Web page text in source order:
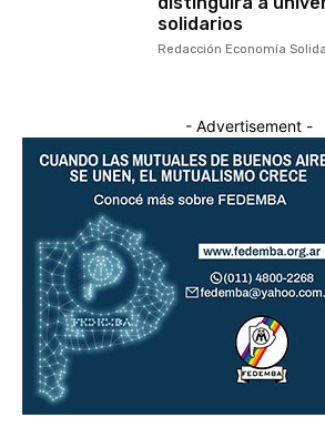
solidarios
Redacción Economía
- Advertisement -